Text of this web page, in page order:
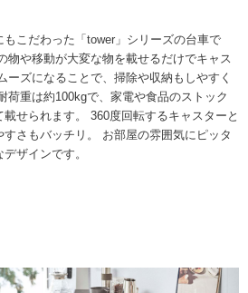
こだわった「tower」シリーズの台車で
物や移動が大変な物を載せるだけでキャス
ーズになることで、掃除や収納もしやすく
荷重は約100kgで、家電や食品のストック
せられます。 360度回転するキャスターと
さもバッチリ。 お部屋の雰囲気にピッタ
ザインです。